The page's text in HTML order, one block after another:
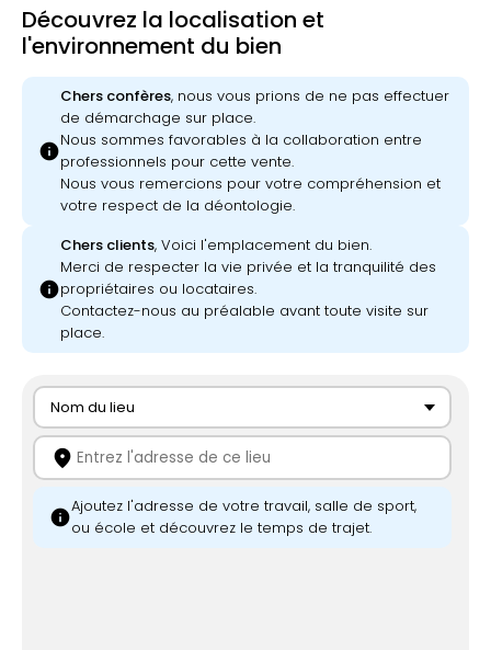
Découvrez la localisation et
l'environnement du bien
info
Chers confères, nous vous prions de ne pas effectuer
de démarchage sur place.
Nous sommes favorables à la collaboration entre
professionnels pour cette vente.
Nous vous remercions pour votre compréhension et
votre respect de la déontologie.
info
Chers clients, Voici l'emplacement du bien.
Merci de respecter la vie privée et la tranquilité des
propriétaires ou locataires.
Contactez-nous au préalable avant toute visite sur
place.
Nom du lieu
location_on
infoAjoutez l'adresse de votre travail, salle de sport,
ou école et découvrez le temps de trajet.